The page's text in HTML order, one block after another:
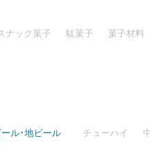
ナック菓子 駄菓子 菓子材料
ール･地ビール チューハイ